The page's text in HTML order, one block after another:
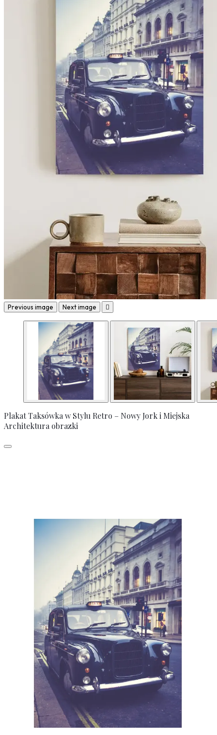
Previous image Next image 
Plakat Taksówka w Stylu Retro – Nowy Jork i Miejska
Architektura obrazki